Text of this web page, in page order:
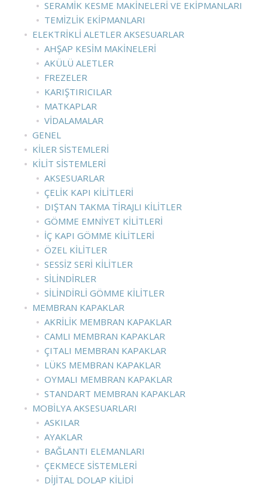
SERAMIK KESME MAKINELERI VE EKIPMANLARI
TEMIZLIK EKIPMANLARI
ELEKTRIKLI ALETLER AKSESUARLAR
AHŞAP KESIM MAKINELERI
AKÜLÜ ALETLER
FREZELER
KARIŞTIRICILAR
MATKAPLAR
VIDALAMALAR
GENEL
KILER SISTEMLERI
KILIT SISTEMLERI
AKSESUARLAR
ÇELIK KAPI KILITLERI
DIŞTAN TAKMA TIRAJLI KILITLER
GÖMME EMNIYET KILITLERI
İÇ KAPI GÖMME KILITLERI
ÖZEL KILITLER
SESSIZ SERI KILITLER
SILINDIRLER
SILINDIRLI GÖMME KILITLER
MEMBRAN KAPAKLAR
AKRILIK MEMBRAN KAPAKLAR
CAMLI MEMBRAN KAPAKLAR
ÇITALI MEMBRAN KAPAKLAR
LÜKS MEMBRAN KAPAKLAR
OYMALI MEMBRAN KAPAKLAR
STANDART MEMBRAN KAPAKLAR
MOBILYA AKSESUARLARI
ASKILAR
AYAKLAR
BAĞLANTI ELEMANLARI
ÇEKMECE SISTEMLERI
DIJITAL DOLAP KILIDI